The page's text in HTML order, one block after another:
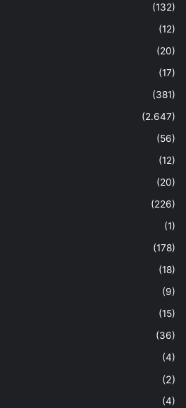
(132)
(12)
(20)
(17)
(381)
(2.647)
(56)
(12)
(20)
(226)
(1)
(178)
(18)
(9)
(15)
(36)
(4)
(2)
(4)